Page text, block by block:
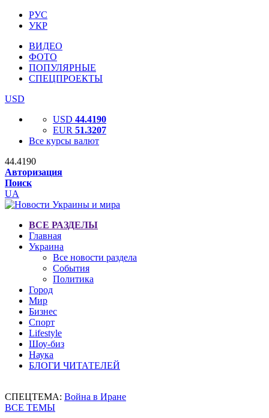
РУС
УКР
ВИДЕО
ФОТО
ПОПУЛЯРНЫЕ
СПЕЦПРОЕКТЫ
USD
USD 44.4190
EUR 51.3207
Все курсы валют
44.4190
Авторизация
Поиск
UA
ВСЕ РАЗДЕЛЫ
Главная
Украина
Все новости раздела
События
Политика
Город
Мир
Бизнес
Спорт
Lifestyle
Шоу-биз
Наука
БЛОГИ ЧИТАТЕЛЕЙ
СПЕЦТЕМА: Война в Иране
ВСЕ ТЕМЫ